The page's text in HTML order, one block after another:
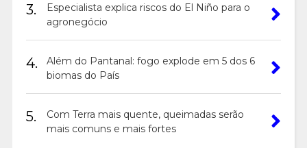
3.
Especialista explica riscos do El Niño para o
agronegócio
4.
Além do Pantanal: fogo explode em 5 dos 6
biomas do País
5.
Com Terra mais quente, queimadas serão
mais comuns e mais fortes